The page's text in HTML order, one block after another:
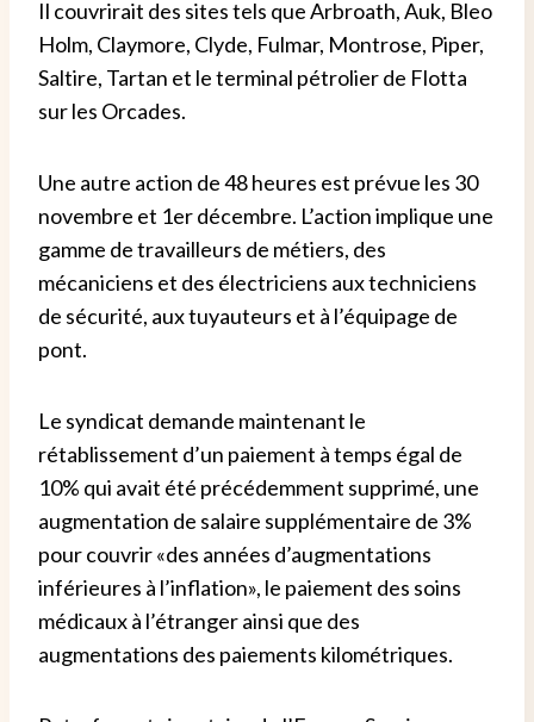
Il couvrirait des sites tels que Arbroath, Auk, Bleo
Holm, Claymore, Clyde, Fulmar, Montrose, Piper,
Saltire, Tartan et le terminal pétrolier de Flotta
sur les Orcades.
Une autre action de 48 heures est prévue les 30
novembre et 1er décembre. L’action implique une
gamme de travailleurs de métiers, des
mécaniciens et des électriciens aux techniciens
de sécurité, aux tuyauteurs et à l’équipage de
pont.
Le syndicat demande maintenant le
rétablissement d’un paiement à temps égal de
10% qui avait été précédemment supprimé, une
augmentation de salaire supplémentaire de 3%
pour couvrir «des années d’augmentations
inférieures à l’inflation», le paiement des soins
médicaux à l’étranger ainsi que des
augmentations des paiements kilométriques.